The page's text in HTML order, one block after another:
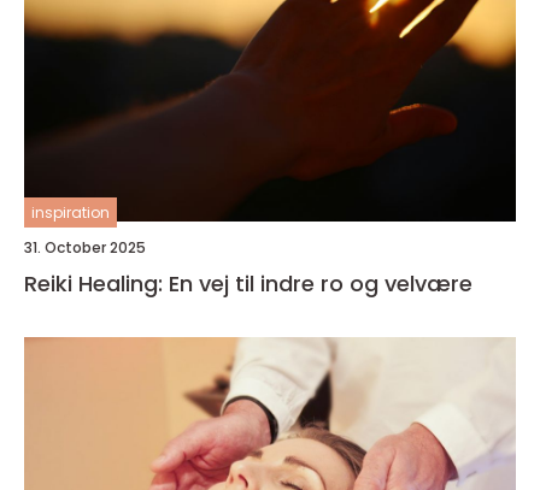
inspiration
31. October 2025
Reiki Healing: En vej til indre ro og velvære